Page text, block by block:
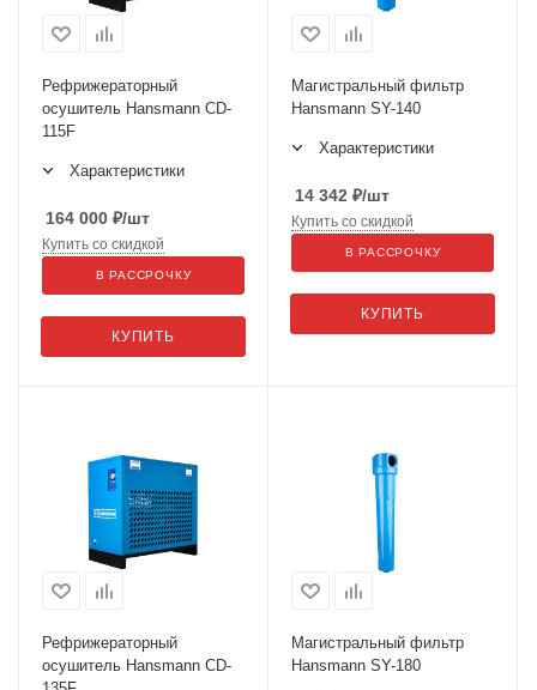
Рефрижераторный
осушитель Hansmann CD-
115F
Характеристики
164 000 ₽/шт
КУПИТЬ
Купить со скидкой
В РАССРОЧКУ
Магистральный фильтр
Hansmann SY-140
Характеристики
14 342 ₽/шт
КУПИТЬ
Купить со скидкой
В РАССРОЧКУ
Рефрижераторный
осушитель Hansmann CD-
Магистральный фильтр
Hansmann SY-180